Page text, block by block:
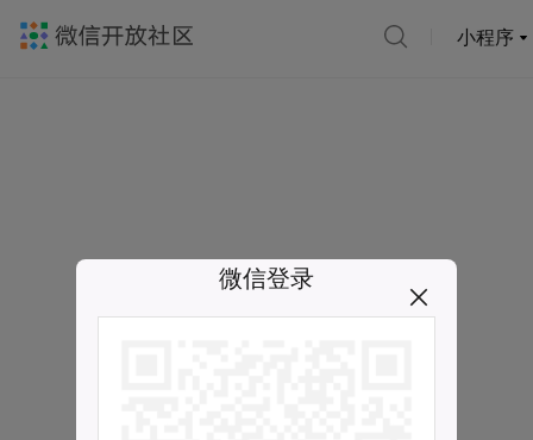
小程序
微信登录